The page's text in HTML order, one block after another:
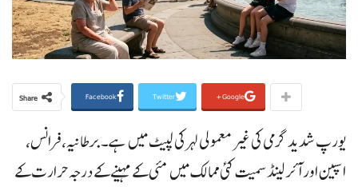
Share Facebook Twitter Google+
یورپ شدید گرمی کی غیر معمولی لہر کی لپیٹ میں ہے۔ برطانیہ، فرانس،
اسپین اور آئرلینڈ سمیت کئی ممالک میں مئی کے مہینے کے درجہ حرارت کے